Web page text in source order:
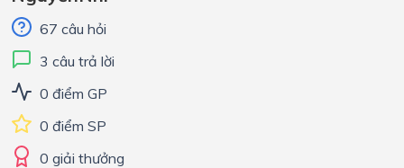
67 câu hỏi
3 câu trả lời
0 điểm GP
0 điểm SP
0 giải thưởng